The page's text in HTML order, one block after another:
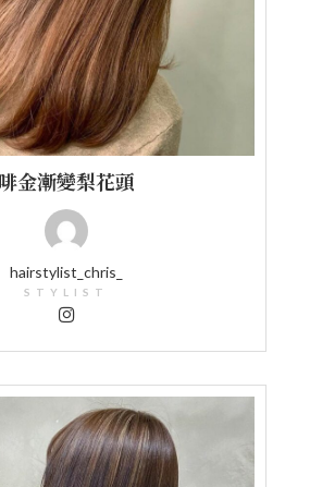
啡金漸變梨花頭
hairstylist_chris_
STYLIST